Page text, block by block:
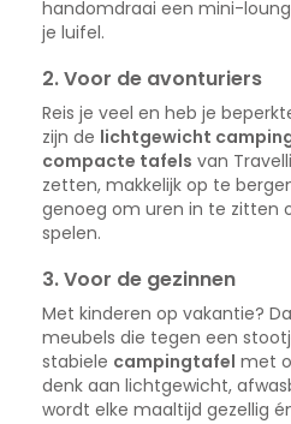
handomdraai een mini-
je luifel.
2.Voor de avonturiers
Reis je veel en heb je
zijn de lichtgewicht
compacte tafels van
zetten, makkelijk op te
genoeg om uren in te zitten
spelen.
3.Voor de gezinnen
Met kinderen op vakantie?
meubels die tegen een
stabiele campingtafel met
denk aan lichtgewicht,
wordt elke maaltijd gezellig